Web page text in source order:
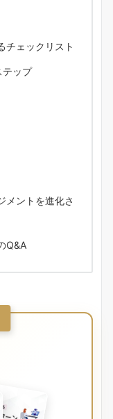
チェックリスト
テップ
メントを進化さ
Q&A